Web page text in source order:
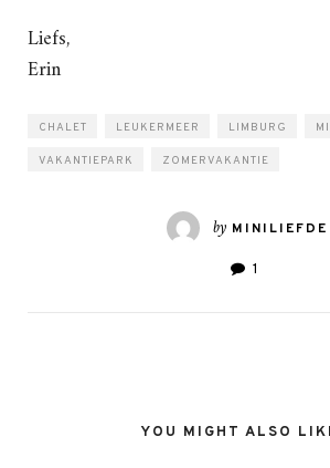
Liefs,
Erin
CHALET LEUKERMEER LIMBURG
VAKANTIEPARK ZOMERVAKANTIE
by MINILIEFDE
1
YOU MIGHT ALSO